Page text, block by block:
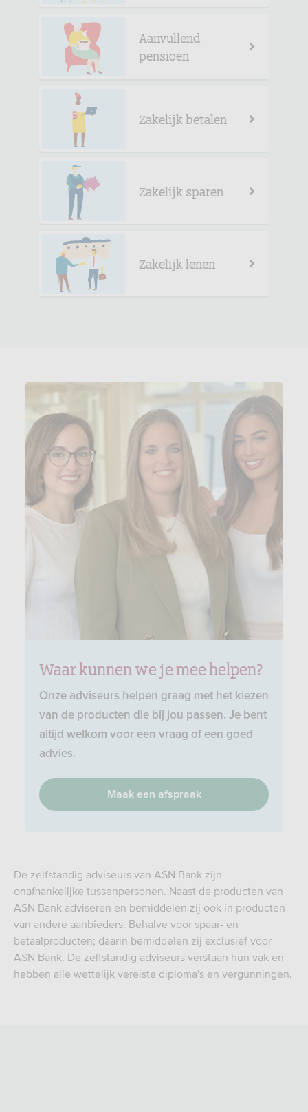
Aanvullend
pensioen
Zakelijk betalen
Zakelijk sparen
Zakelijk lenen
Waar kunnen we je mee helpen?
Onze adviseurs helpen graag met het kiezen
van de producten die bij jou passen. Je bent
altijd welkom voor een vraag of een goed
advies.
Maak een afspraak
De zelfstandig adviseurs van ASN Bank zijn
onafhankelijke tussenpersonen. Naast de producten van
ASN Bank adviseren en bemiddelen zij ook in producten
van andere aanbieders. Behalve voor spaar- en
betaalproducten; daarin bemiddelen zij exclusief voor
ASN Bank. De zelfstandig adviseurs verstaan hun vak en
hebben alle wettelijk vereiste diploma's en vergunningen.